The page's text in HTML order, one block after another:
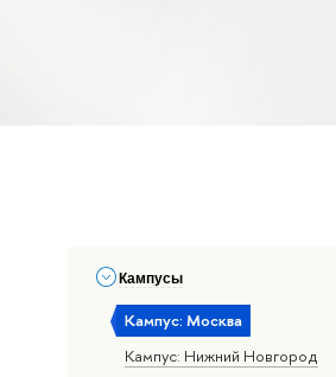
Кампусы
Кампус: Москва
Кампус: Нижний Новгород